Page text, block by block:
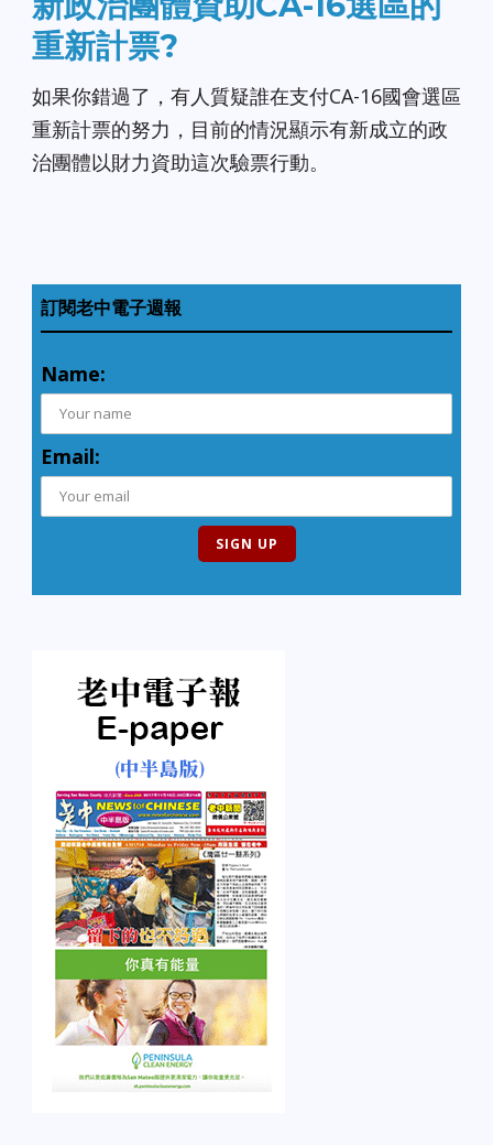
重新計票?
如果你錯過了，有人質疑誰在支付CA-16國會選區
重新計票的努力，目前的情況顯示有新成立的政
治團體以財力資助這次驗票行動。
訂閱老中電子週報
Name:
Email: